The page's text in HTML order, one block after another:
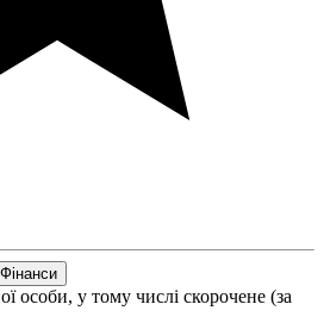
Фінанси
особи, у тому числі скорочене (за